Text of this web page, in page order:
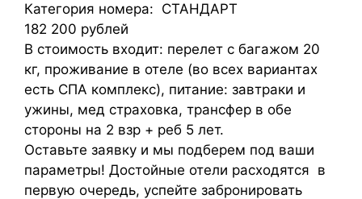
Категория номера: СТАНДАРТ
182 200 рублей
В стоимость входит: перелет с багажом 20
кг, проживание в отеле (во всех вариантах
есть СПА комплекс), питание: завтраки и
ужины, мед страховка, трансфер в обе
стороны на 2 взр + реб 5 лет.
Оставьте заявку и мы подберем под ваши
параметры! Достойные отели расходятся в
первую очередь, успейте забронировать